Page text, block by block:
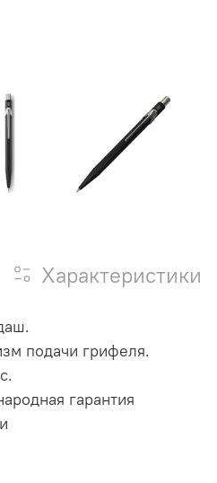
Характеристики
подачи грифеля.
гарантия